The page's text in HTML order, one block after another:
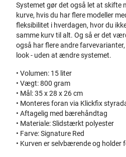
Systemet gør det også let at skifte
kurve, hvis du har flere modeller
fleksibilitet i hverdagen, hvor du
samme kurv til alt. Og så er det
også har flere andre
look - uden at ændre systemet.
• Volumen: 15 liter
• Vægt: 800 gram
• Mål: 35 x 28 x 26 cm
• Monteres foran via Klickfix
• Aftagelig med bærehåndtag
• Materiale: Slidstærkt polyester
• Farve: Signature Red
• Kurven er selvbærende og holder